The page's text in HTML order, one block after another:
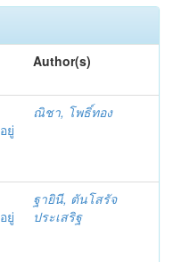
Author(s)
ยู่
ณิชา, โพธิ์ทอง
ยู่
ฐายินี, ตันโสรัจ
ประเสริฐ